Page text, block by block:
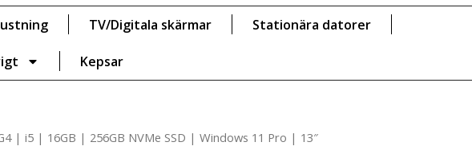
TV/Digitala skärmar Stationära datorer
Kepsar
| i5 | 16GB | 256GB NVMe SSD | Windows 11 Pro | 13″